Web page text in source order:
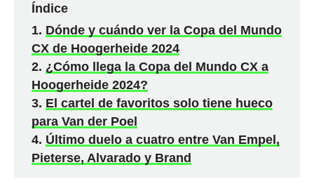
Índice
Dónde y cuándo ver la Copa del Mundo
CX de Hoogerheide 2024
¿Cómo llega la Copa del Mundo CX a
Hoogerheide 2024?
El cartel de favoritos solo tiene hueco
para Van der Poel
Último duelo a cuatro entre Van Empel,
Pieterse, Alvarado y Brand